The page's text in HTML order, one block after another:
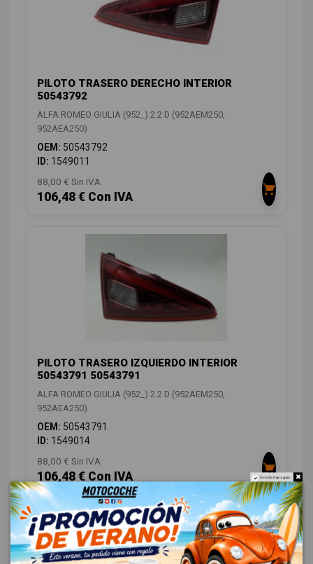
PILOTO TRASERO DERECHO INTERIOR
50543792
ALFA ROMEO GIULIA (952_) 2.2 D (952AEM250,
952AEA250)
OEM: 50543792
ID: 1549011
88,00 € Sin IVA
106,48 € Con IVA
PILOTO TRASERO IZQUIERDO INTERIOR
50543791 50543791
ALFA ROMEO GIULIA (952_) 2.2 D (952AEM250,
952AEA250)
OEM: 50543791
ID: 1549014
88,00 € Sin IVA
106,48 € Con IVA
CAMBIO / EMBRAGUE 4
Do not show again.